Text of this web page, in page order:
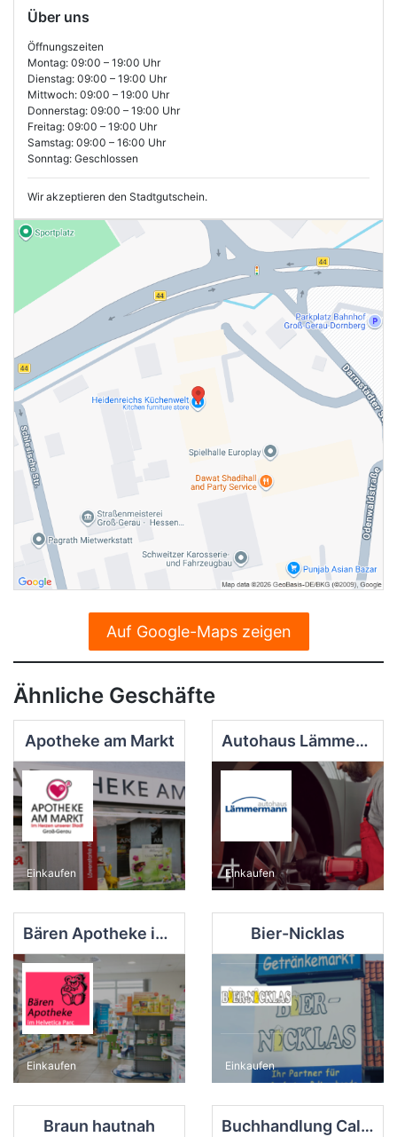
Über uns
Öffnungszeiten
Montag: 09:00 – 19:00 Uhr
Dienstag: 09:00 – 19:00 Uhr
Mittwoch: 09:00 – 19:00 Uhr
Donnerstag: 09:00 – 19:00 Uhr
Freitag: 09:00 – 19:00 Uhr
Samstag: 09:00 – 16:00 Uhr
Sonntag: Geschlossen
Wir akzeptieren den Stadtgutschein.
Auf Google-Maps zeigen
Ähnliche Geschäfte
Apotheke am Markt
Einkaufen
Autohaus Lämmermann
Einkaufen
Bären Apotheke im Helvetia Parc
Einkaufen
Bier-Nicklas
Einkaufen
Braun hautnah Buchhandlung Calliebe